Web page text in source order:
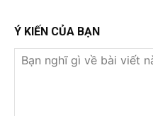
Ý KIẾN CỦA BẠN